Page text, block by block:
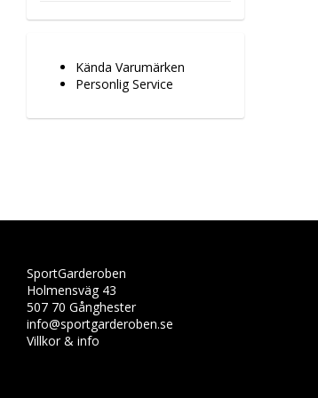
Kända Varumärken
Personlig Service
SportGarderoben
Holmensväg 43
507 70 Gånghester
info@sportgarderoben.se
Villkor & info